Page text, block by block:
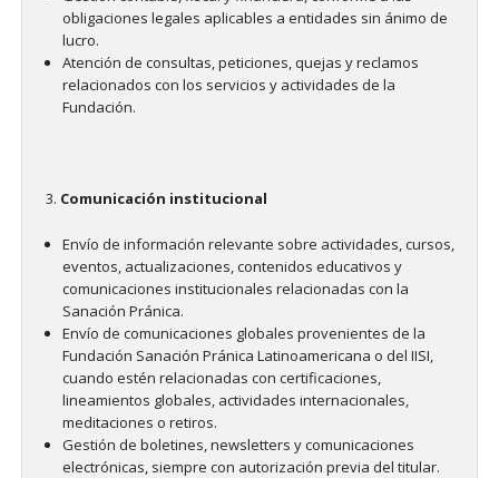
obligaciones legales aplicables a entidades sin ánimo de
lucro.
Atención de consultas, peticiones, quejas y reclamos
relacionados con los servicios y actividades de la
Fundación.
Comunicación institucional
Envío de información relevante sobre actividades, cursos,
eventos, actualizaciones, contenidos educativos y
comunicaciones institucionales relacionadas con la
Sanación Pránica.
Envío de comunicaciones globales provenientes de la
Fundación Sanación Pránica Latinoamericana o del IISI,
cuando estén relacionadas con certificaciones,
lineamientos globales, actividades internacionales,
meditaciones o retiros.
Gestión de boletines, newsletters y comunicaciones
electrónicas, siempre con autorización previa del titular.